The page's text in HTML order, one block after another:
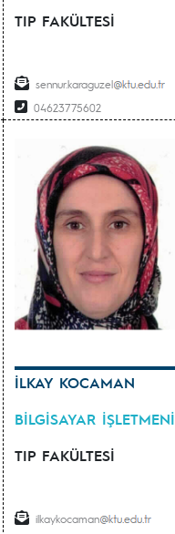
TIP FAKÜLTESİ
sennur.karaguzel
04623775602
İLKAY KOCAMAN
BİLGİSAYAR İŞLETMENİ
TIP FAKÜLTESİ
ilkaykocaman